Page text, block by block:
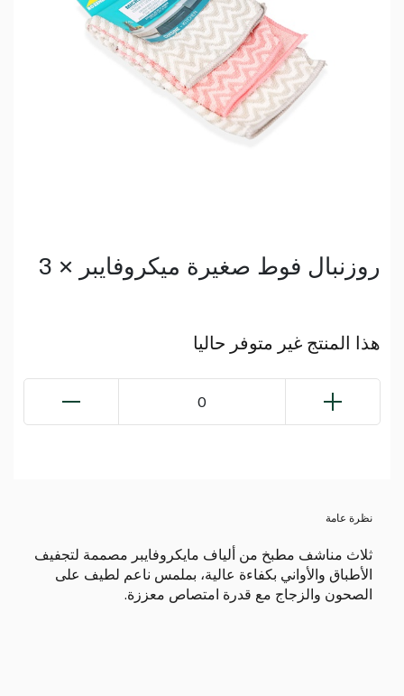
روزنبال فوط صغيرة ميكروفايبر × 3
هذا المنتج غير متوفر حاليا
0
نظرة عامة
ثلاث مناشف مطبخ من ألياف مايكروفايبر مصممة لتجفيف
الأطباق والأواني بكفاءة عالية، بملمس ناعم لطيف على
الصحون والزجاج مع قدرة امتصاص معززة.